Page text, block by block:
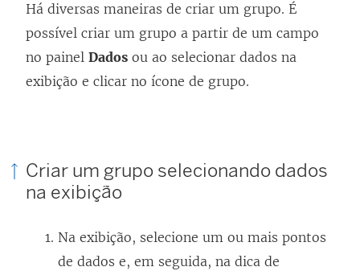
Há diversas maneiras de criar um grupo. É
possível criar um grupo a partir de um campo
no painel Dados ou ao selecionar dados na
exibição e clicar no ícone de grupo.
Criar um grupo selecionando dados
na exibição
Na exibição, selecione um ou mais pontos
de dados e, em seguida, na dica de